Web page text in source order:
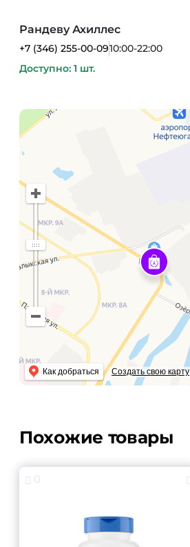
Рандеву Ахиллес
+7 (346) 255-00-0910:00-22:00
Доступно: 1 шт.
Как добраться Создать свою карту
Похожие товары
0